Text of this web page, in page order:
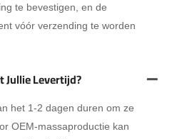
te bevestigen, en de
vóór verzending te worden
Jullie Levertijd?
het 1-2 dagen duren om ze
OEM-massaproductie kan